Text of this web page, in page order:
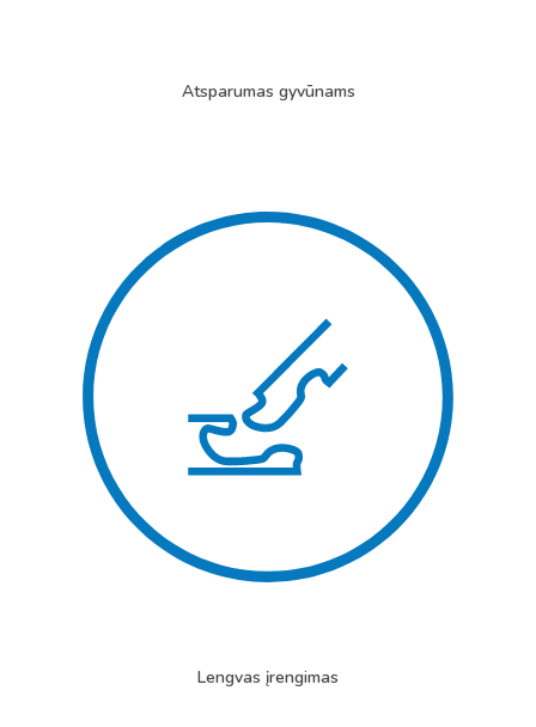
Atsparumas gyvūnams
Lengvas įrengimas